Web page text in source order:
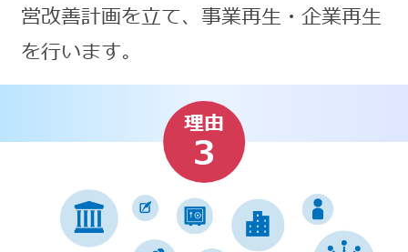
営改善計画を立て、事業再生・企業再生
を行います。
理由
3